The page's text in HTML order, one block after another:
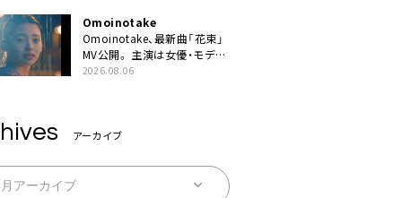
Omoinotake
Omoinotake、最新曲「花束」
MV公開。 主演は女優・モデル
の南 琴奈
2026.08.06
アーカイブ